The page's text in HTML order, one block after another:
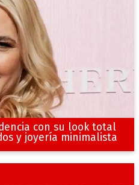
con su look total
y joyería minimalista